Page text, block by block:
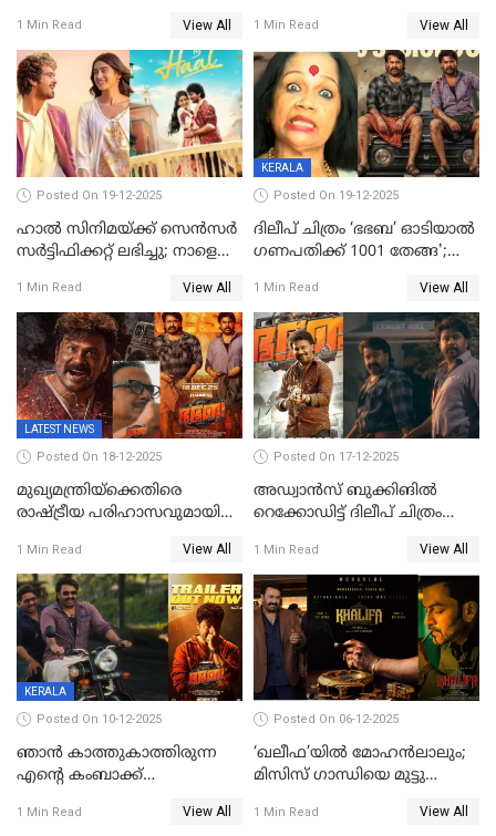
1 Min Read View All
സംസ്കാരം നാളെ
1 Min Read View All
Posted On 19-12-2025
ഹാല്‍ സിനിമയ്ക്ക് സെന്‍സര്‍
സര്‍ട്ടിഫിക്കറ്റ് ലഭിച്ചു; നാളെ
1 Min Read View All
KERALA
Posted On 19-12-2025
ദിലീപ് ചിത്രം ‘ഭഭബ’ ഓടിയാൽ
ഗണപതിക്ക് 1001 തേങ്ങ';
1 Min Read View All
LATEST NEWS
Posted On 18-12-2025
മുഖ്യമന്ത്രിയ്ക്കെതിരെ
രാഷ്ട്രീയ പരിഹാസവുമായി
1 Min Read View All
Posted On 17-12-2025
അഡ്വാൻസ് ബുക്കിങിൽ
റെക്കോഡിട്ട് ദിലീപ് ചിത്രം
റെക്കോർഡ് വിൽപ്പന;
മണിക്കൂറില്‍ വിറ്റത്
1000ത്തിന് മുകളിൽ ടിക്കറ്റ്
1 Min Read View All
KERALA
Posted On 10-12-2025
ഞാന്‍ കാത്തുകാത്തിരുന്ന
എന്റെ കംബാക്ക്
പുറത്ത്
1 Min Read View All
Posted On 06-12-2025
‘ഖലീഫ’യിൽ മോഹൻലാലും;
മിസിസ് ഗാന്ധിയെ മുട്ടു
അഹമ്മദ് അലിയായെത്തും
1 Min Read View All